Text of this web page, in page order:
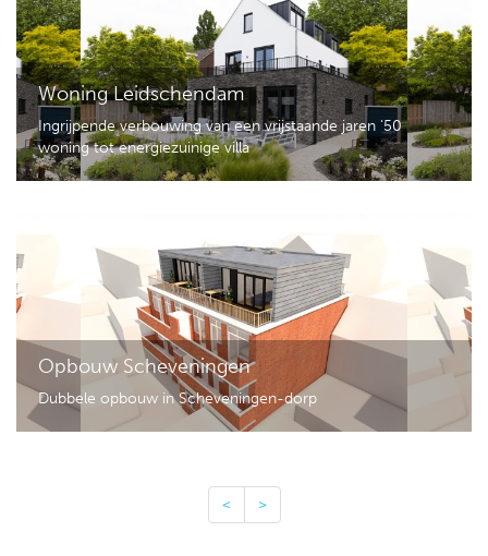
Woning Leidschendam
Ingrijpende verbouwing van een vrijstaande jaren '50
woning tot energiezuinige villa
Opbouw Scheveningen
Dubbele opbouw in Scheveningen-dorp
< >